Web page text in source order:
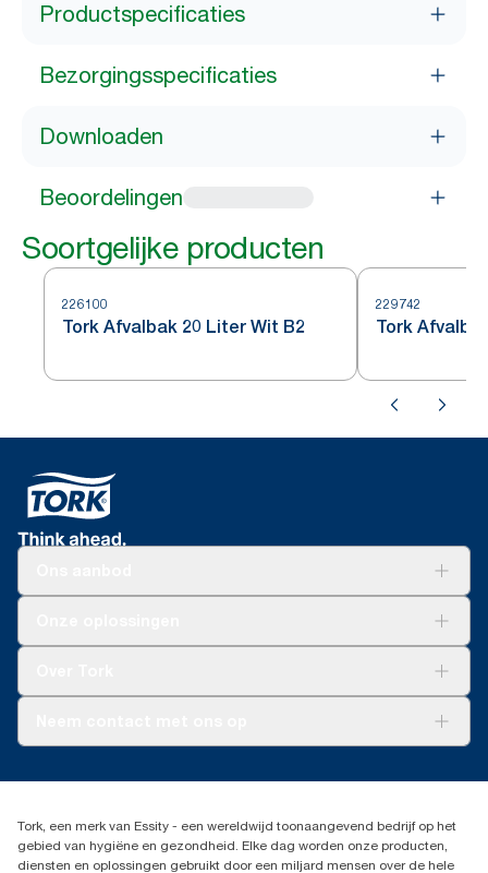
Productspecificaties
Bezorgingsspecificaties
Downloaden
Beoordelingen
Soortgelijke producten
226100
Tork Afvalbak 20 Liter Wit B2
229742
Tork
Dispenserklacht
02 766 05 30
Essity Belgium NV
Berkenlaan 8B
Tork, een merk van Essity - een wereldwijd toonaangevend bedrijf op het
gebied van hygiëne en gezondheid. Elke dag worden onze producten,
diensten en oplossingen gebruikt door een miljard mensen over de hele